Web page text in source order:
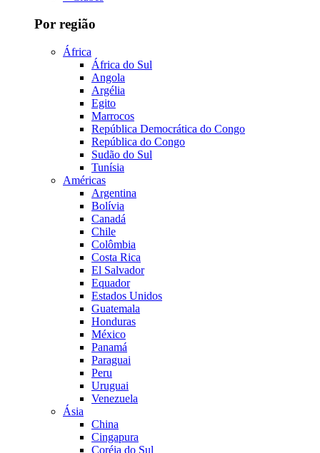
Por região
África
África do Sul
Angola
Argélia
Egito
Marrocos
República Democrática do Congo
República do Congo
Sudão do Sul
Tunísia
Américas
Argentina
Bolívia
Canadá
Chile
Colômbia
Costa Rica
El Salvador
Equador
Estados Unidos
Guatemala
Honduras
México
Panamá
Paraguai
Peru
Uruguai
Venezuela
Ásia
China
Cingapura
Coréia do Sul